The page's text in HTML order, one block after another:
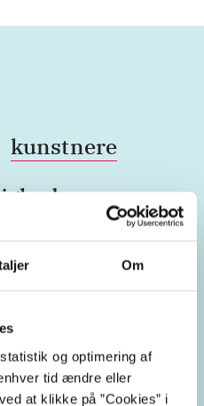
Om
og optimering af
tid ændre eller
at klikke på ”Cookies” i
kunstnere
1920'erne